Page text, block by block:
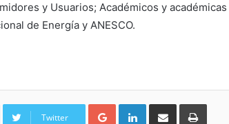
y Usuarios; Académicos y
de Energía y ANESCO.
Twitter
Google+ LinkedIn